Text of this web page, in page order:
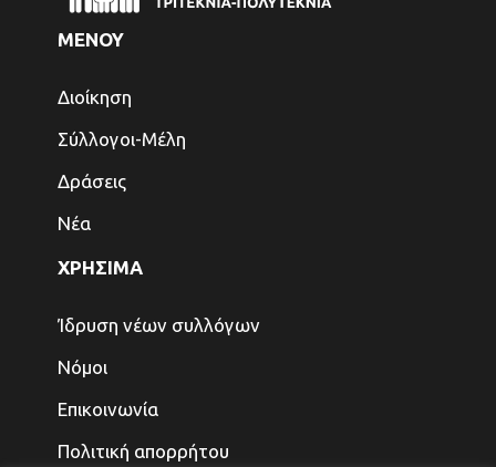
ΜΕΝΟΥ
Διοίκηση
Σύλλογοι-Μέλη
Δράσεις
Νέα
ΧΡΗΣΙΜΑ
Ίδρυση νέων συλλόγων
Νόμοι
Επικοινωνία
Πολιτική απορρήτου